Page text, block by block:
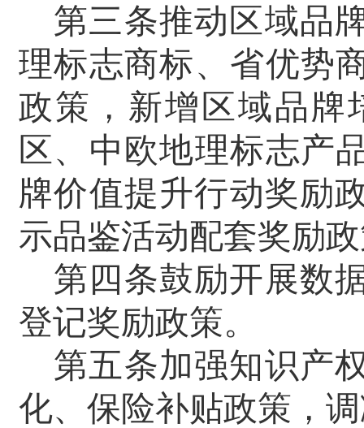
第三条推动区域品
理标志商标、省优势
政策，新增区域品牌
区、中欧地理标志产
牌价值提升行动奖励
示品鉴活动配套奖励
第四条鼓励开展数
登记奖励政策。
第五条加强知识产
化、保险补贴政策，